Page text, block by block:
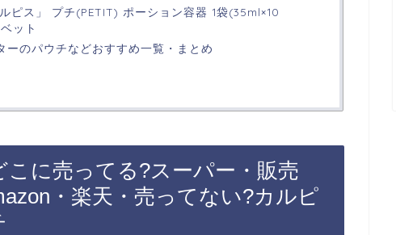
ピス」 プチ(PETIT) ポーション容器 1袋(35ml×10
ット
ーのパウチなどおすすめ一覧・まとめ
に売ってる?スーパー・販売
・楽天・売ってない?カルピ